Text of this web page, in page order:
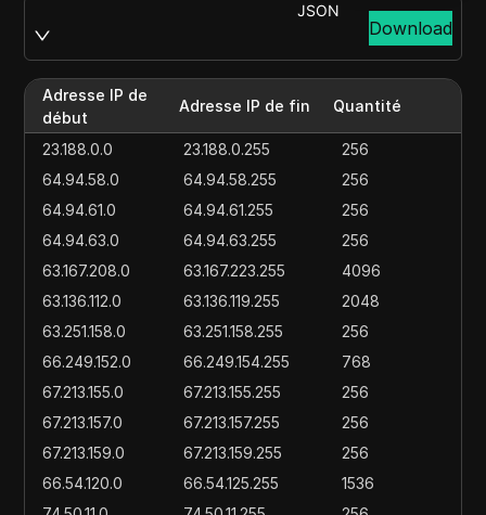
JSON
Download
Adresse IP de
début
Adresse IP de fin Quantité
23.188.0.0 23.188.0.255
256
64.94.58.0
64.94.58.255
256
64.94.61.0
64.94.61.255
256
64.94.63.0
64.94.63.255
256
63.167.208.0
63.167.223.255
4096
63.136.112.0
63.136.119.255
2048
63.251.158.0
63.251.158.255
256
66.249.152.0
66.249.154.255
768
67.213.155.0
67.213.155.255
256
67.213.157.0
67.213.157.255
256
67.213.159.0
67.213.159.255
256
66.54.120.0
66.54.125.255
1536